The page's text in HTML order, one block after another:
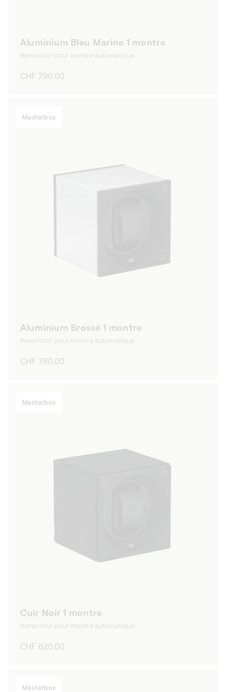
Aluminium Bleu Marine 1 montre
Remontoir pour montre automatique
Prix
CHF 790.00
Masterbox
Aluminium Brossé 1 montre
Remontoir pour montre automatique
Prix
CHF 780.00
Masterbox
Cuir Noir 1 montre
Remontoir pour montre automatique
Prix
CHF 820.00
Masterbox